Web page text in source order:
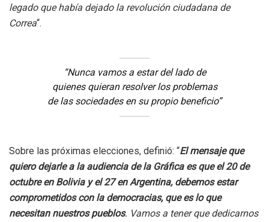
legado que había dejado la revolución ciudadana de
Correa“.
“Nunca vamos a estar del lado de
quienes quieran resolver los problemas
de las sociedades en su propio beneficio”
Sobre las próximas elecciones, definió: “El mensaje que
quiero dejarle a la audiencia de la Gráfica es que el 20 de
octubre en Bolivia y el 27 en Argentina, debemos estar
comprometidos con la democracias, que es lo que
necesitan nuestros pueblos. Vamos a tener que dedicarnos